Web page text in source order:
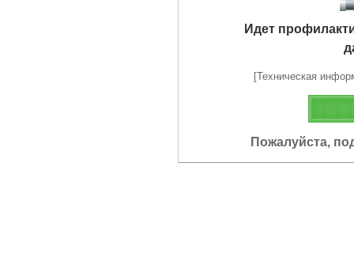
Идет
[Техническая
Пожалуйста,